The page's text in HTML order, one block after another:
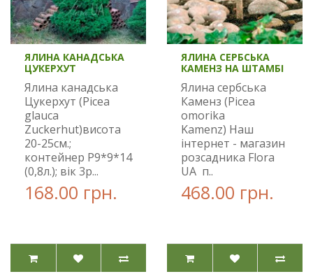
ЯЛИНА КАНАДСЬКА
ЦУКЕРХУТ
Ялина канадська
Цукерхут (Picea
glauca
Zuckerhut)висота
20-25см.;
контейнер Р9*9*14
(0,8л.); вік 3р...
168.00 грн.
ЯЛИНА СЕРБСЬКА
КАМЕНЗ НА ШТАМБІ
Ялина сербська
Каменз (Picea
omorika
Kamenz) Наш
інтернет - магазин
розсадника Flora
UA п..
468.00 грн.